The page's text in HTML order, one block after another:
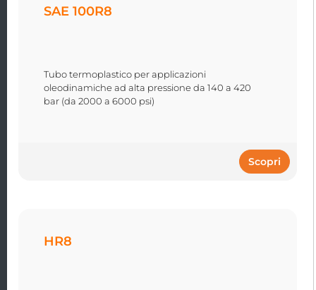
SAE 100R8
Tubo termoplastico per applicazioni
oleodinamiche ad alta pressione da 140 a 420
bar (da 2000 a 6000 psi)
Scopri
HR8